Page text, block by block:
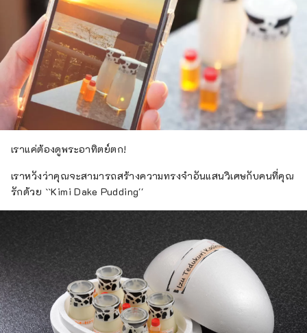
เราแค่ต้องดูพระอาทิตย์ตก!
เราหวังว่าคุณจะสามารถสร้างความทรงจำอันแสนวิเศษกับคนที่คุณ
รักด้วย ``Kimi Dake Pudding''